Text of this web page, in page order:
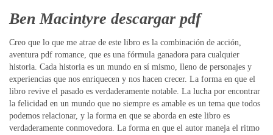
Ben Macintyre descargar pdf
Creo que lo que me atrae de este libro es la combinación de acción,
aventura pdf romance, que es una fórmula ganadora para cualquier
historia. Cada historia es un mundo en sí mismo, lleno de personajes y
experiencias que nos enriquecen y nos hacen crecer. La forma en que el
libro revive el pasado es verdaderamente notable. La lucha por encontrar
la felicidad en un mundo que no siempre es amable es un tema que todos
podemos relacionar, y la forma en que se aborda en este libro es
verdaderamente conmovedora. La forma en que el autor maneja el ritmo